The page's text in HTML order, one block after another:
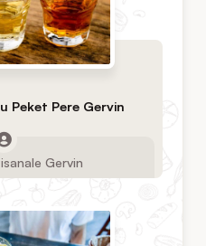
Peket Pere Gervin
Gervin